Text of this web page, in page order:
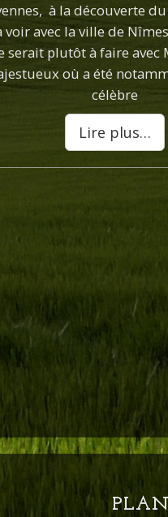
à la découverte
voir avec la ville de
serait plutôt à faire
où a été
célèbre
Lire plus…
PLAN